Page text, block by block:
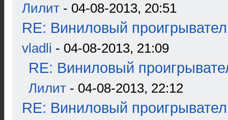
Лилит - 04-08-2013, 20:51
RE: Виниловый
vladli - 04-08-2013, 21:09
RE: Виниловый
Лилит - 04-08-2013, 22:12
RE: Виниловый